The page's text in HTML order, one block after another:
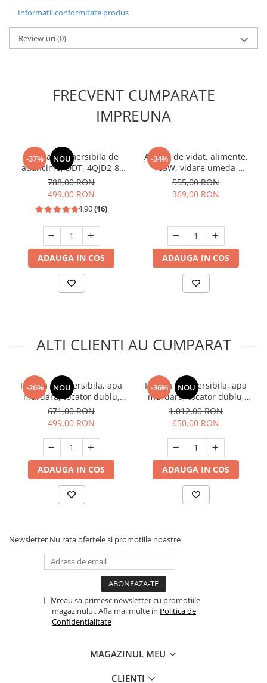
Informatii conformitate produs
Review-uri(0)
FRECVENT CUMPARATE
IMPREUNA
-37% NOU
Pompa submersibila de
adancime, DDT, 4QJD2-8,
1500 W, 8 turbine, Inox,
cablu 25m
788,00 RON
499,00 RON
4.90(16)
ADAUGA IN COS
-34%
Aparat de vidat, alimente,
165W, vidare umeda-
uscata, dubla sigilare,
Heinner HAV-165BKSS
555,00 RON
369,00 RON
ADAUGA IN COS
ALTI CLIENTI AU CUMPARAT
-26% NOU
Pompa submersibila, apa
murdara, tocator dublu,
370W, max 8 m³/h, INOX,
DDT V370T
671,00 RON
499,00 RON
ADAUGA IN COS
-36% NOU
Pompa submersibila, apa
murdara, tocator dublu,
1500W, max 20m³/h, INOX,
DDT V1500T
1.012,00 RON
650,00 RON
ADAUGA IN COS
Newsletter Nu rata ofertele si promotiile noastre
Vreau sa primesc newsletter cu promotiile
magazinului. Afla mai multe in Politica de
Confidentialitate
MAGAZINUL MEU
CLIENTI